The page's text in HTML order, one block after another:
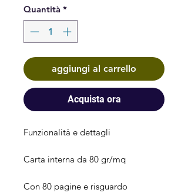
Quantità *
aggiungi al carrello
Acquista ora
Funzionalità e dettagli
Carta interna da 80 gr/mq
Con 80 pagine e risguardo